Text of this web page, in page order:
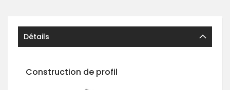
Détails